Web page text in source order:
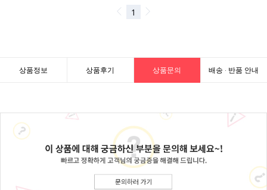
상품정보 상품후기 상품문의 배송 · 반품 안내